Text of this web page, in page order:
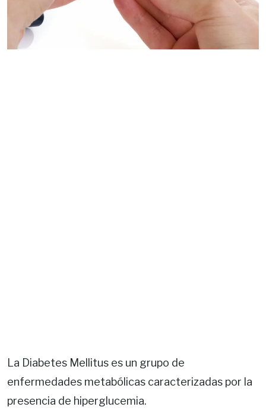
La Diabetes Mellitus es un grupo de
enfermedades metabólicas caracterizadas por la
presencia de hiperglucemia.